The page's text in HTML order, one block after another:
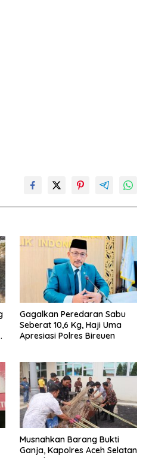
Gagalkan Peredaran Sabu
Seberat 10,6 Kg, Haji Uma
Apresiasi Polres Bireuen
Musnahkan Barang Bukti
Ganja, Kapolres Aceh Selatan